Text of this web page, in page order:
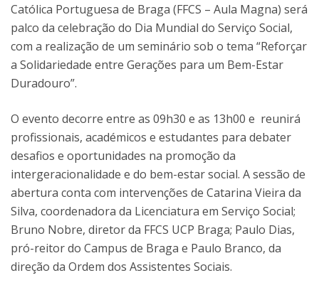
Católica Portuguesa de Braga (FFCS – Aula Magna) será
palco da celebração do Dia Mundial do Serviço Social,
com a realização de um seminário sob o tema “Reforçar
a Solidariedade entre Gerações para um Bem-Estar
Duradouro”.
O evento decorre entre as 09h30 e as 13h00 e reunirá
profissionais, académicos e estudantes para debater
desafios e oportunidades na promoção da
intergeracionalidade e do bem-estar social. A sessão de
abertura conta com intervenções de Catarina Vieira da
Silva, coordenadora da Licenciatura em Serviço Social;
Bruno Nobre, diretor da FFCS UCP Braga; Paulo Dias,
pró-reitor do Campus de Braga e Paulo Branco, da
direção da Ordem dos Assistentes Sociais.